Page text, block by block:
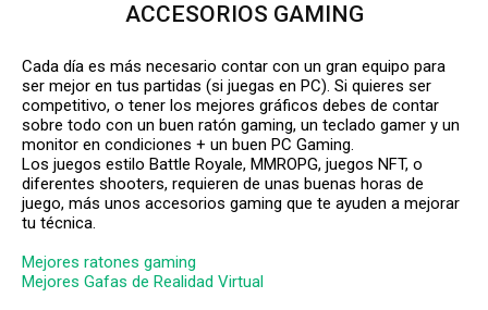
ACCESORIOS GAMING
Cada día es más necesario contar con un gran equipo para
ser mejor en tus partidas (si juegas en PC). Si quieres ser
competitivo, o tener los mejores gráficos debes de contar
sobre todo con un buen ratón gaming, un teclado gamer y un
monitor en condiciones + un buen PC Gaming.
Los juegos estilo Battle Royale, MMROPG, juegos NFT, o
diferentes shooters, requieren de unas buenas horas de
juego, más unos accesorios gaming que te ayuden a mejorar
tu técnica.
Mejores ratones gaming
Mejores Gafas de Realidad Virtual